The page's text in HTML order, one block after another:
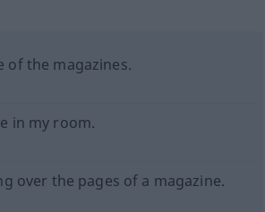
of the magazines.
in my room.
over the pages of a magazine.